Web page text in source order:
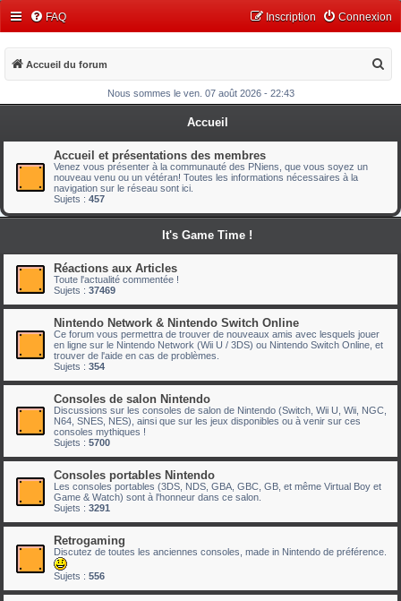
FAQ Connexion
Inscription
Accueil du forum
c
h
r
Nous sommes le ven. 07 août 2026 - 22:43
Accueil
Accueil et présentations des membres
Venez vous présenter à la communauté des PNiens, que vous soyez un
nouveau venu ou un vétéran! Toutes les informations nécessaires à la
navigation sur le réseau sont ici.
Sujets : 457
It's Game Time !
Réactions aux Articles
Toute l'actualité commentée !
Sujets : 37469
Nintendo Network & Nintendo Switch Online
Ce forum vous permettra de trouver de nouveaux amis avec lesquels jouer
en ligne sur le Nintendo Network (Wii U / 3DS) ou Nintendo Switch Online, et
trouver de l'aide en cas de problèmes.
Sujets : 354
Consoles de salon Nintendo
Discussions sur les consoles de salon de Nintendo (Switch, Wii U, Wii, NGC,
N64, SNES, NES), ainsi que sur les jeux disponibles ou à venir sur ces
consoles mythiques !
Sujets : 5700
Consoles portables Nintendo
Les consoles portables (3DS, NDS, GBA, GBC, GB, et même Virtual Boy et
Game & Watch) sont à l'honneur dans ce salon.
Sujets : 3291
Retrogaming
Discutez de toutes les anciennes consoles, made in Nintendo de préférence.
Sujets : 556